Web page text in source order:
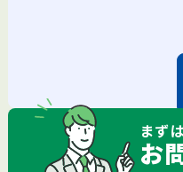
まずは
お